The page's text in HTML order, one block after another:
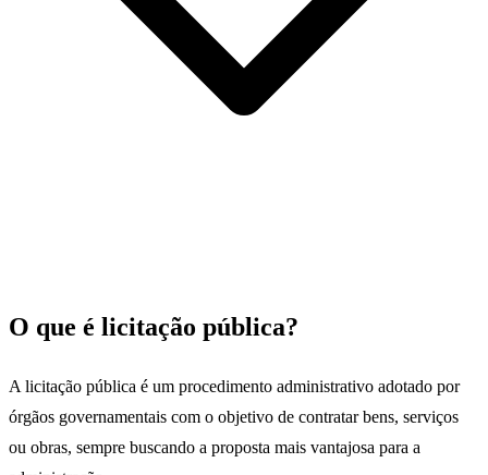
O que é licitação pública?
A licitação pública é um procedimento administrativo adotado por
órgãos governamentais com o objetivo de contratar bens, serviços
ou obras, sempre buscando a proposta mais vantajosa para a